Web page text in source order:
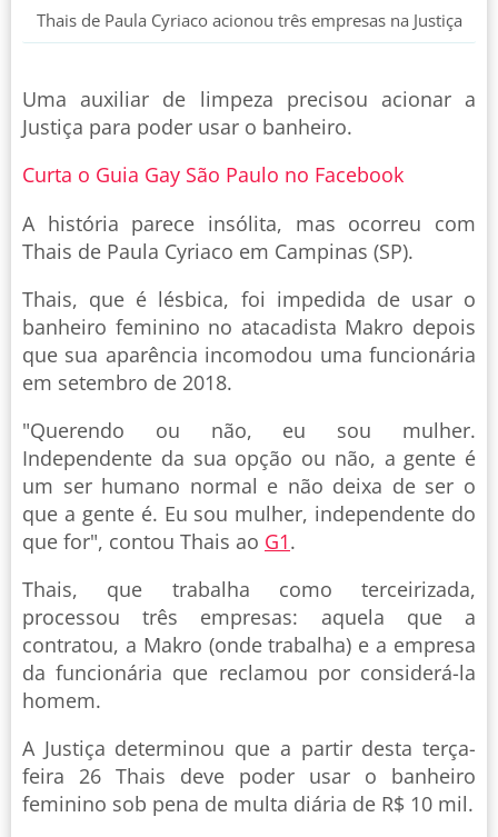
Thais de Paula Cyriaco acionou três empresas na Justiça
Uma auxiliar de limpeza precisou acionar a
Justiça para poder usar o banheiro.
Curta o Guia Gay São Paulo no Facebook
A história parece insólita, mas ocorreu com
Thais de Paula Cyriaco em Campinas (SP).
Thais, que é lésbica, foi impedida de usar o
banheiro feminino no atacadista Makro depois
que sua aparência incomodou uma funcionária
em setembro de 2018.
"Querendo ou não, eu sou mulher.
Independente da sua opção ou não, a gente é
um ser humano normal e não deixa de ser o
que a gente é. Eu sou mulher, independente do
que for", contou Thais ao G1.
Thais, que trabalha como terceirizada,
processou três empresas: aquela que a
contratou, a Makro (onde trabalha) e a empresa
da funcionária que reclamou por considerá-la
homem.
A Justiça determinou que a partir desta terça-
feira 26 Thais deve poder usar o banheiro
feminino sob pena de multa diária de R$ 10 mil.